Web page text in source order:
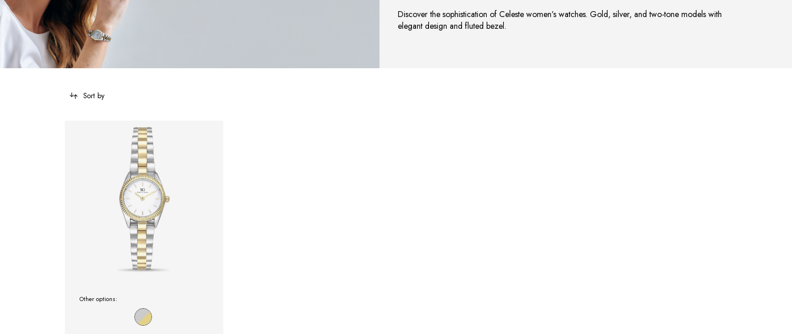
Discover the sophistication of Celeste women’s watches. Gold, silver, and two-tone models with
elegant design and fluted bezel.
Sort by
Other options: